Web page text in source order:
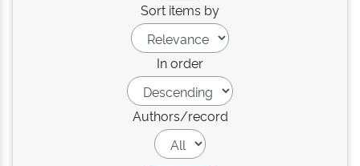
Sort items by
In order
Authors/record